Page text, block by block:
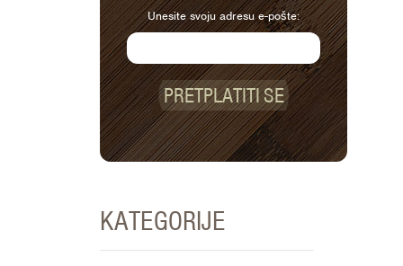
Unesite svoju adresu e-pošte:
PRETPLATITI SE
KATEGORIJE